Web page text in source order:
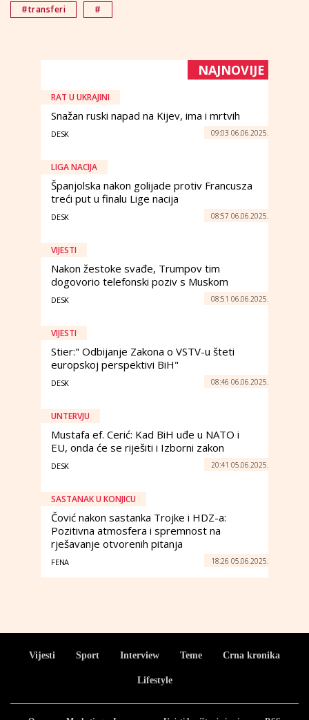
#transferi
#
NAJNOVIJE
RAT U UKRAJINI
Snažan ruski napad na Kijev, ima i mrtvih
DESK 09:03 06.06.2025.
LIGA NACIJA
Španjolska nakon golijade protiv Francusza
treći put u finalu Lige nacija
DESK 08:57 06.06.2025.
VIJESTI
Nakon žestoke svađe, Trumpov tim
dogovorio telefonski poziv s Muskom
DESK 08:51 06.06.2025.
VIJESTI
Stier:" Odbijanje Zakona o VSTV-u šteti
europskoj perspektivi BiH"
DESK 08:46 06.06.2025.
UNTERVJU
Mustafa ef. Cerić: Kad BiH uđe u NATO i
EU, onda će se riješiti i Izborni zakon
DESK 20:41 05.06.2025.
SASTANAK U KONJICU
Čović nakon sastanka Trojke i HDZ-a:
Pozitivna atmosfera i spremnost na
rješavanje otvorenih pitanja
FENA 18:26 05.06.2025.
Vijesti Sport Interview Teme Crna kronika
Lifestyle